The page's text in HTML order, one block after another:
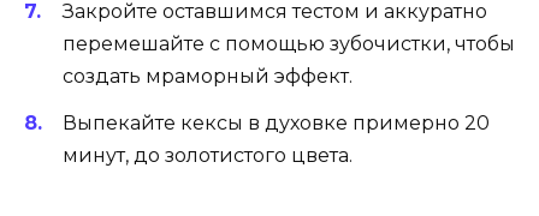
Закройте оставшимся тестом и аккуратно
перемешайте с помощью зубочистки, чтобы
создать мраморный эффект.
Выпекайте кексы в духовке примерно 20
минут, до золотистого цвета.